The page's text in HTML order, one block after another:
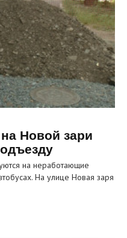
Новой зари
на неработающие
На улице Новая заря